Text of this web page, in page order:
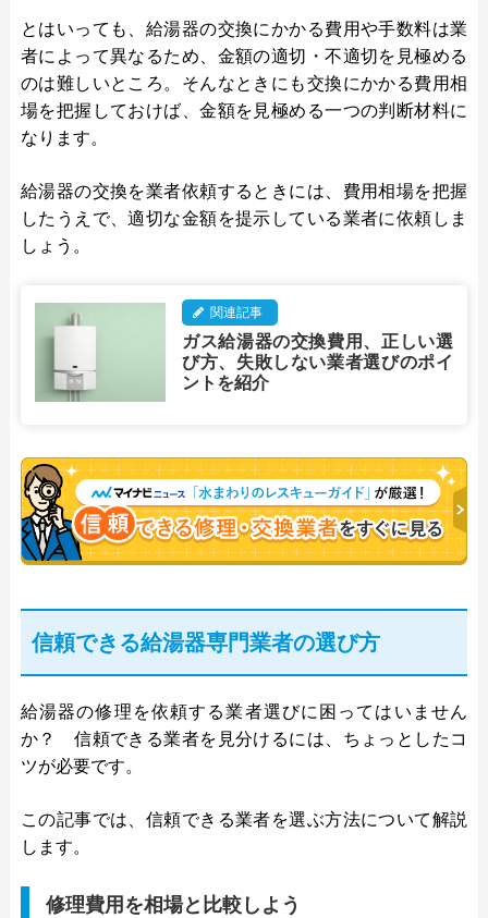
とはいっても、給湯器の交換にかかる費用や手数料は業
者によって異なるため、金額の適切・不適切を見極める
のは難しいところ。そんなときにも交換にかかる費用相
場を把握しておけば、金額を見極める一つの判断材料に
なります。
給湯器の交換を業者依頼するときには、費用相場を把握
したうえで、適切な金額を提示している業者に依頼しま
しょう。
関連記事
ガス給湯器の交換費用、正しい選
び方、失敗しない業者選びのポイ
ントを紹介
信頼できる給湯器専門業者の選び方
給湯器の修理を依頼する業者選びに困ってはいません
か？ 信頼できる業者を見分けるには、ちょっとしたコ
ツが必要です。
この記事では、信頼できる業者を選ぶ方法について解説
します。
修理費用を相場と比較しよう